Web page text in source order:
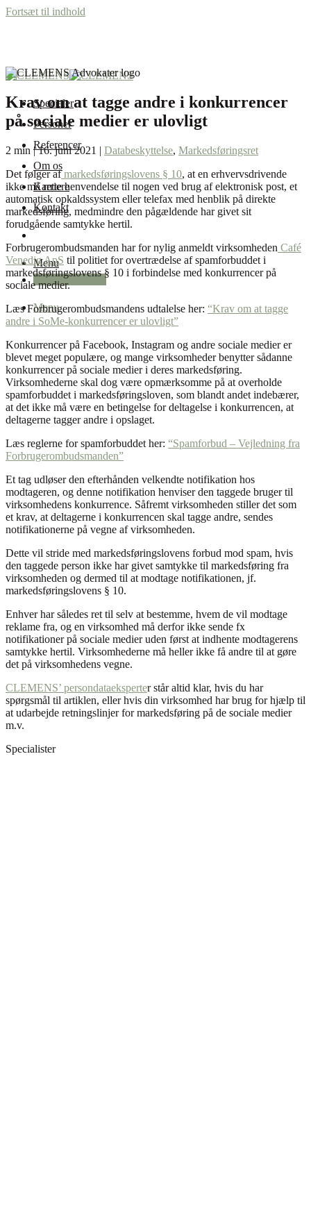
Fortsæt til indhold
Specialer
Personer
Referencer
Om os
Karriere
Kontakt
Menu
+45 87 32 12 50
Menu
Krav om at tagge andre i konkurrencer
på sociale medier er ulovligt
2 min | 16. juni 2021 | Databeskyttelse, Markedsføringsret
Det følger afmarkedsføringslovens § 10, at en erhvervsdrivende
ikke må rette henvendelse til nogen ved brug af elektronisk post, et
automatisk opkaldssystem eller telefax med henblik på direkte
markedsføring, medmindre den pågældende har givet sit
forudgående samtykke hertil.
Forbrugerombudsmanden har for nylig anmeldt virksomheden Café
Venedig ApS til politiet for overtrædelse af spamforbuddet i
markedsføringslovens § 10 i forbindelse med konkurrencer på
sociale medier.
Læs Forbrugerombudsmandens udtalelse her: “Krav om at tagge
andre i SoMe-konkurrencer er ulovligt”
Konkurrencer på Facebook, Instagram og andre sociale medier er
blevet meget populære, og mange virksomheder benytter sådanne
konkurrencer på sociale medier i deres markedsføring.
Virksomhederne skal dog være opmærksomme på at overholde
spamforbuddet i markedsføringsloven, som blandt andet indebærer,
at det ikke må være en betingelse for deltagelse i konkurrencen, at
deltagerne tagger andre i opslaget.
Læs reglerne for spamforbuddet her: “Spamforbud – Vejledning fra
Forbrugerombudsmanden”
Et tag udløser den efterhånden velkendte notifikation hos
modtageren, og denne notifikation henviser den taggede bruger til
virksomhedens konkurrence. Såfremt virksomheden stiller det som
et krav, at deltagerne i konkurrencen skal tagge andre, sendes
notifikationerne på vegne af virksomheden.
Dette vil stride med markedsføringslovens forbud mod spam, hvis
den taggede person ikke har givet samtykke til markedsføring fra
virksomheden og dermed til at modtage notifikationen, jf.
markedsføringslovens § 10.
Enhver har således ret til selv at bestemme, hvem de vil modtage
reklame fra, og en virksomhed må derfor ikke sende fx
notifikationer på sociale medier uden først at indhente modtagerens
samtykke hertil. Virksomhederne må heller ikke få andre til at gøre
det på virksomhedens vegne.
CLEMENS’ persondataeksperter står altid klar, hvis du har
spørgsmål til artiklen, eller hvis din virksomhed har brug for hjælp til
at udarbejde retningslinjer for markedsføring på de sociale medier
m.v.
Specialister